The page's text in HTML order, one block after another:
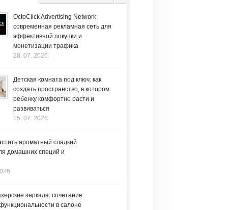
OctoClick Advertising Network:
современная рекламная сеть для
эффективной покупки и
монетизации трафика
28. 07. 2026
Детская комната под ключ: как
создать пространство, в котором
ребенку комфортно расти и
развиваться
15. 07. 2026
ароматный сладкий
домашних специй и
зеркала: сочетание
в салоне